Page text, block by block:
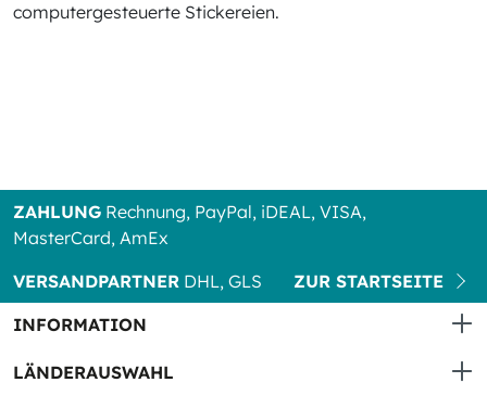
computergesteuerte Stickereien.
ZAHLUNG Rechnung, PayPal, iDEAL, VISA,
MasterCard, AmEx
VERSANDPARTNER DHL, GLS
ZUR STARTSEITE
INFORMATION
LÄNDERAUSWAHL